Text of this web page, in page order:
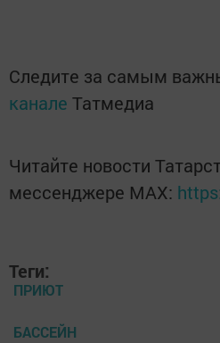
Следите за самым
канале Татмедиа
Читайте новости
мессенджере MАХ:
Теги:
ПРИЮТ
БАССЕЙН